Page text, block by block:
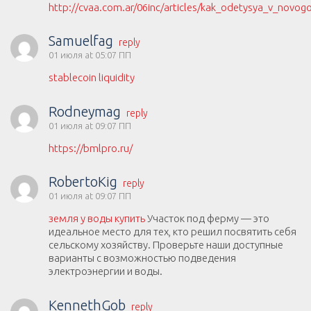
http://cvaa.com.ar/06inc/articles/
Samuelfag reply
01 июля at 05:07 ПП
stablecoin liquidity
Rodneymag reply
01 июля at 09:07 ПП
https://bmlpro.ru/
RobertoKig reply
01 июля at 09:07 ПП
земля у воды купитьУчасток под ферму — это
идеальное место для тех, кто решил посвятить себя
сельскому хозяйству. Проверьте наши доступные
варианты с возможностью подведения
электроэнергии и воды.
KennethGob reply